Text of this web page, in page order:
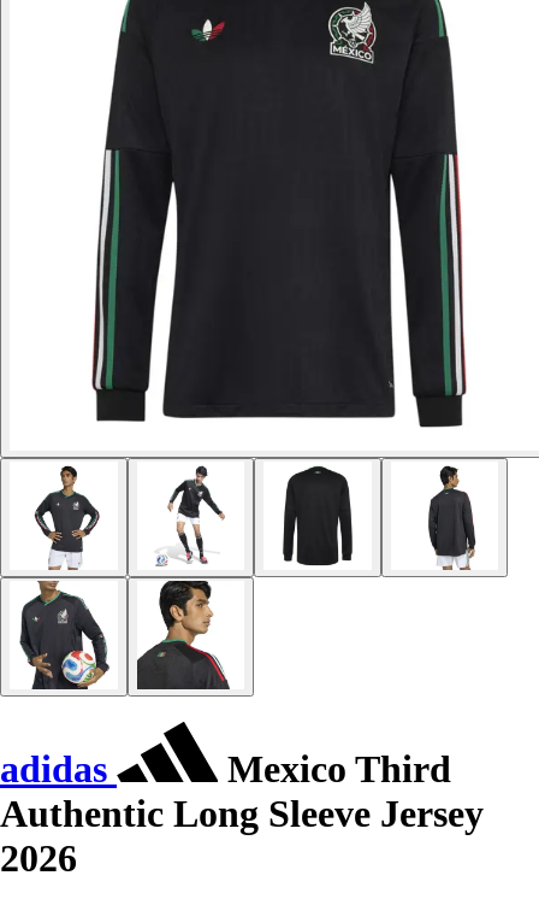
adidas
Mexico Third
Authentic Long Sleeve Jersey
2026